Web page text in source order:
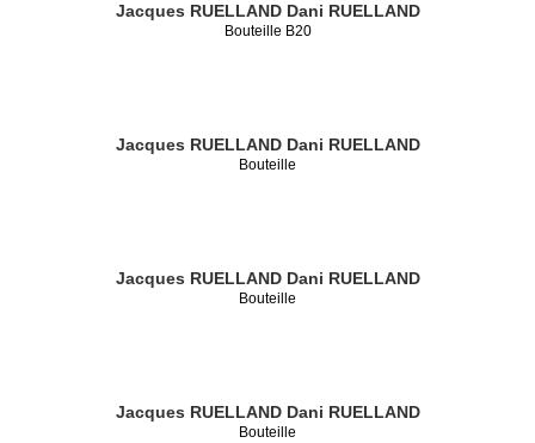
Jacques RUELLAND Dani RUELLAND
Bouteille B20
Jacques RUELLAND Dani RUELLAND
Bouteille
Jacques RUELLAND Dani RUELLAND
Bouteille
Jacques RUELLAND Dani RUELLAND
Bouteille